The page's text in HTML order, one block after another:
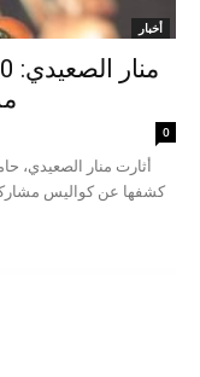
أخبار
0
كشفها عن كواليس